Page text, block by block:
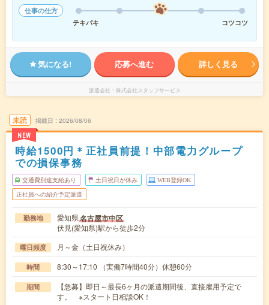
仕事の仕方
テキパキ
コツコツ
気になる! 応募へ進む 詳しく見る
派遣会社 株式会社スタッフサービス
未読
NEW
掲載日 2026/08/06
時給1500円＊正社員前提！中部電力グループ
での損保事務
交通費別途支給あり 土日祝日が休み WEB登録OK
正社員への紹介予定派遣
勤務地 愛知県名古屋市中区
伏見(愛知県)駅から徒歩2分
曜日頻度 月～金（土日祝休み）
時間 8:30～17:10 （実働7時間40分）休憩60分
期間
【急募】即日～最長6ヶ月の派遣期間後、直接雇用予定で
す。 ※スタート日相談OK！